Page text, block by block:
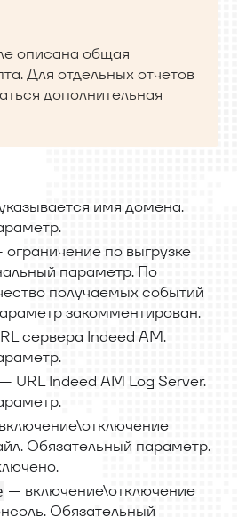
описана общая
Для отдельных отчетов
дополнительная
имя домена.
ограничение по выгрузке
параметр. По
получаемых событий
закомментирован.
сервера Indeed AM.
— URL Indeed AM Log Server.
Обязательный параметр.
— включение\отключение
Обязательный